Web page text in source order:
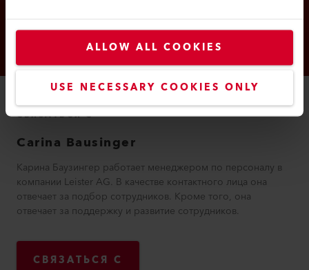
ALLOW ALL COOKIES
USE NECESSARY COOKIES ONLY
СВЯЗАТЬСЯ С
Carina Bausinger
Карина Баузингер работает менеджером по персоналу в
компании Leister AG. В качестве контактного лица она
отвечает за подбор сотрудников. Кроме того, она
отвечает за поддержку и развитие сотрудников.
СВЯЗАТЬСЯ С